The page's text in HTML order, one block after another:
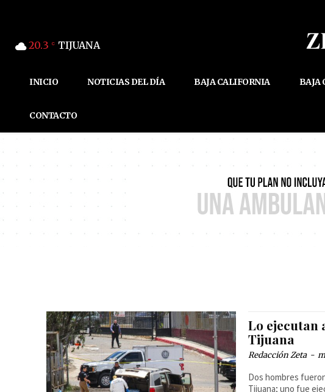
20.3 C TIJUANA
INICIO NOTICIAS DEL DÍA BAJA CALIFORNIA BAJA
CONTACTO
Lo ejecutan
Tijuana
Redacción Zeta -
Dos hombres
Tijuana; uno fue